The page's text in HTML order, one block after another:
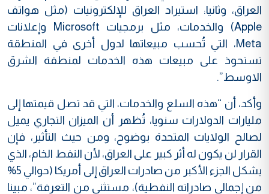
العراق، وثانيا: استيراد العراق للإلكترونيات (مثل هواتف
Apple) والخدمات، مثل برمجيات Microsoft وإعلانات
Meta، التي تُحسب مبيعاتها لدول أخرى في المنطقة
تستحوذ على مبيعات هذه الخدمات لمنطقة الشرق
الاوسط”.
وأكد، أن “هذه السلع والخدمات، التي قد تصل قيمتها إلى
مليارات الدولارات سنويا، تُظهر أن الميزان التجاري يميل
لصالح الولايات المتحدة بوضوح، ومن حيث التأثير، فإن
القرار لن يكون له أثر كبير على العراق، لأن النفط الخام، الذي
يشكل الجزء الأكبر من صادرات العراق إلى أمريكا (حوالي 5%
من إجمالي صادراته النفطية)، مستثنى من التعرفة”، مبينا